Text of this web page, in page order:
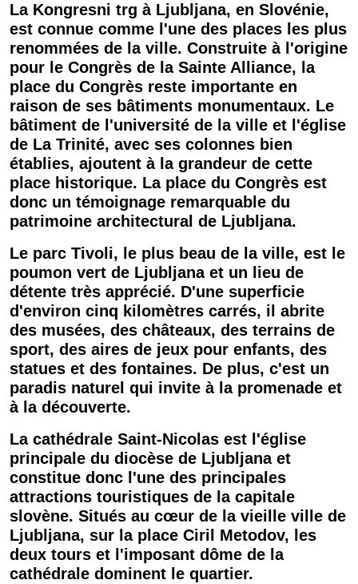
La Kongresni trg à Ljubljana, en Slovénie,
est connue comme l'une des places les plus
renommées de la ville. Construite à l'origine
pour le Congrès de la Sainte Alliance, la
place du Congrès reste importante en
raison de ses bâtiments monumentaux. Le
bâtiment de l'université de la ville et l'église
de La Trinité, avec ses colonnes bien
établies, ajoutent à la grandeur de cette
place historique. La place du Congrès est
donc un témoignage remarquable du
patrimoine architectural de Ljubljana.
Le parc Tivoli, le plus beau de la ville, est le
poumon vert de Ljubljana et un lieu de
détente très apprécié. D'une superficie
d'environ cinq kilomètres carrés, il abrite
des musées, des châteaux, des terrains de
sport, des aires de jeux pour enfants, des
statues et des fontaines. De plus, c'est un
paradis naturel qui invite à la promenade et
à la découverte.
La cathédrale Saint-Nicolas est l'église
principale du diocèse de Ljubljana et
constitue donc l'une des principales
attractions touristiques de la capitale
slovène. Situés au cœur de la vieille ville de
Ljubljana, sur la place Ciril Metodov, les
deux tours et l'imposant dôme de la
cathédrale dominent le quartier.